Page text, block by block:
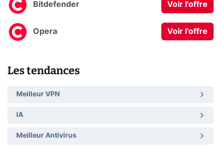
Bitdefender Voir l'offre
Opera Voir l'offre
Les tendances
Meilleur VPN
IA
Meilleur Antivirus